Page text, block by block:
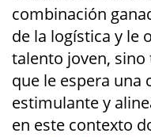
combinación
de la logística y le
talento joven,
que le espera una
estimulante y
en este contexto